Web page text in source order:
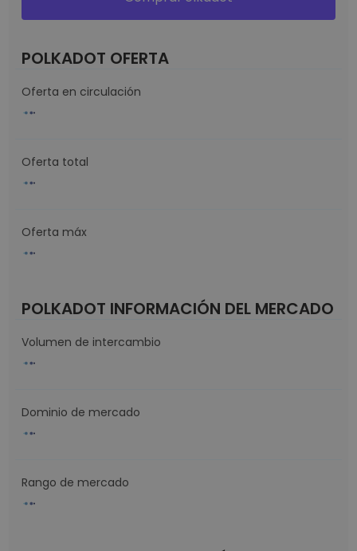
POLKADOT OFERTA
Oferta en circulación
Oferta total
Oferta máx
POLKADOT INFORMACIÓN DEL MERCADO
Volumen de intercambio
Dominio de mercado
Rango de mercado